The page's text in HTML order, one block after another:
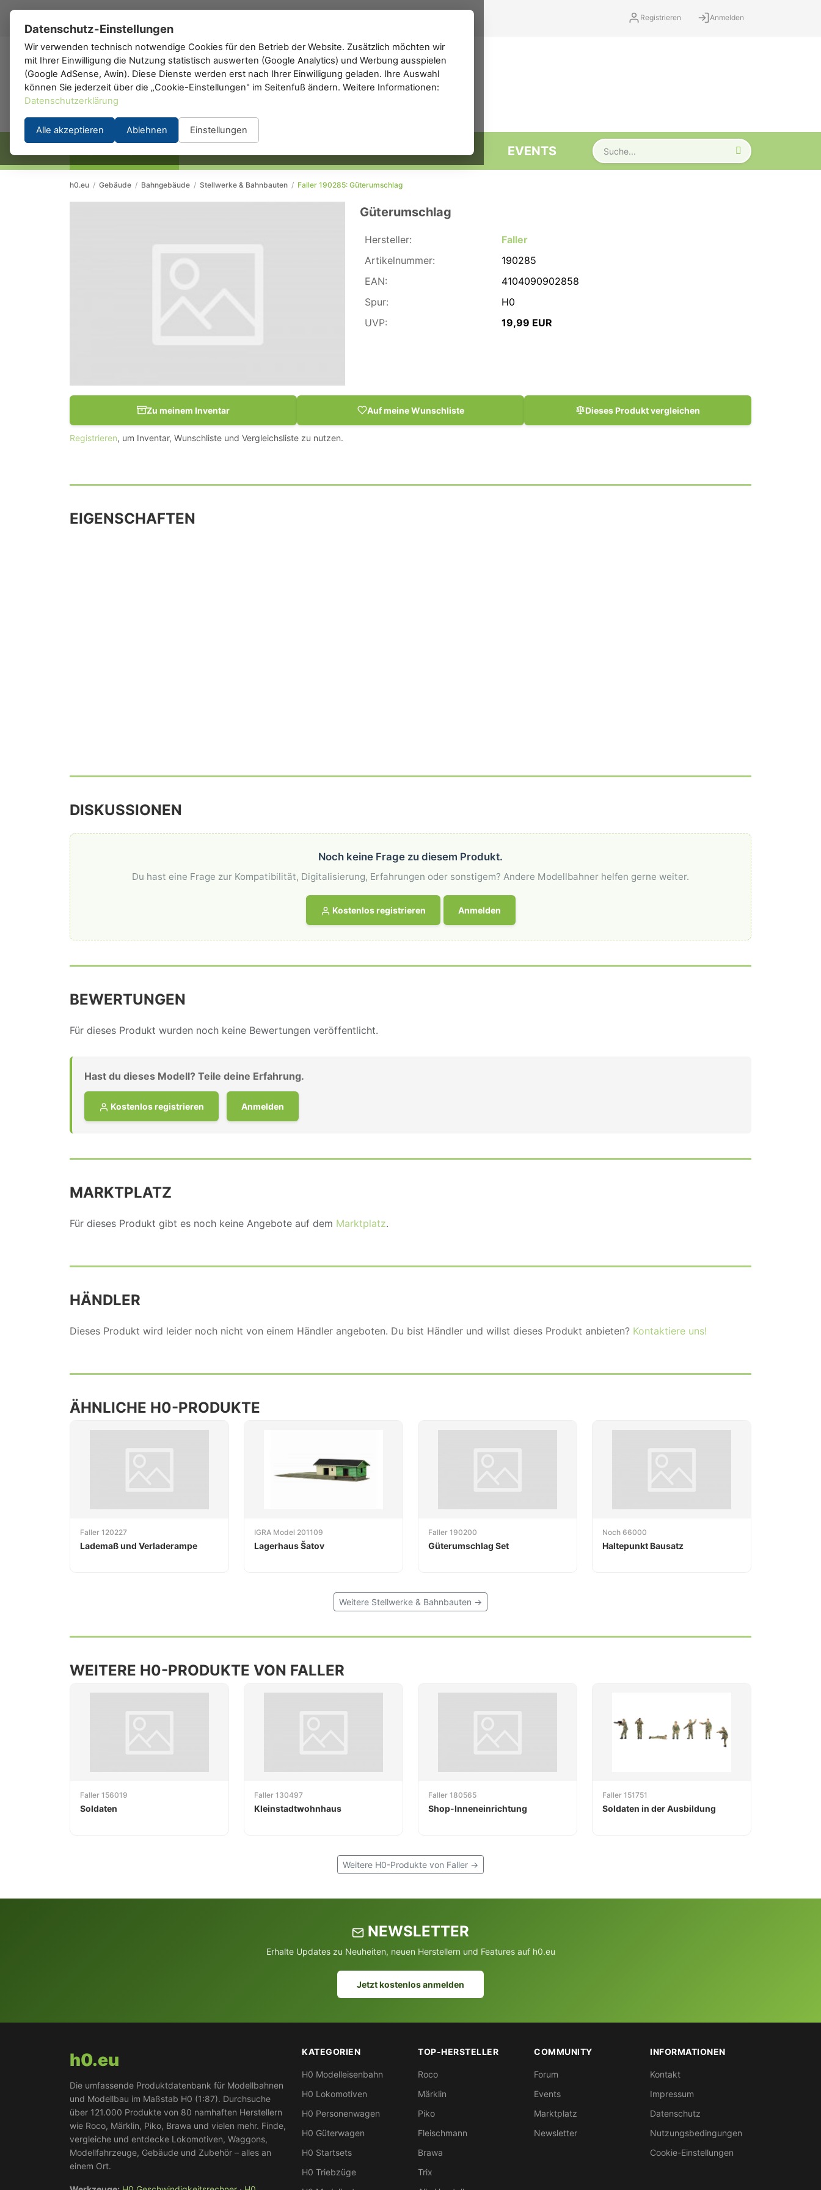
Registrieren Anmelden
h0 .de
FORUM EVENTS
h0.eu / Gebäude / Bahngebäude / Stellwerke & Bahnbauten / Faller 190285: Güterumschlag
Güterumschlag
Hersteller:
Faller
Artikelnummer:
190285
EAN:
4104090902858
Spur:
H0
UVP:
19,99 EUR
Zu meinem Inventar Auf meine Wunschliste Dieses Produkt vergleichen
Registrieren, um Inventar, Wunschliste und Vergleichsliste zu nutzen.
EIGENSCHAFTEN
DISKUSSIONEN
Noch keine Frage zu diesem Produkt.
Du hast eine Frage zur Kompatibilität, Digitalisierung, Erfahrungen oder sonstigem? Andere Modellbahner helfen gerne weiter.
Kostenlos registrieren Anmelden
BEWERTUNGEN
Für dieses Produkt wurden noch keine Bewertungen veröffentlicht.
Hast du dieses Modell? Teile deine Erfahrung.
Kostenlos registrieren Anmelden
MARKTPLATZ
Für dieses Produkt gibt es noch keine Angebote auf dem Marktplatz.
HÄNDLER
Dieses Produkt wird leider noch nicht von einem Händler angeboten. Du bist Händler und willst dieses Produkt anbieten? Kontaktiere uns!
ÄHNLICHE H0-PRODUKTE
Faller 120227
Lademaß und Verladerampe
IGRA Model 201109
Lagerhaus Šatov
Faller 190200
Güterumschlag Set
Noch 66000
Haltepunkt Bausatz
Weitere Stellwerke & Bahnbauten →
WEITERE H0-PRODUKTE VON FALLER
Faller 156019
Soldaten
Faller 130497
Kleinstadtwohnhaus
Faller 180565
Shop-Inneneinrichtung
Faller 151751
Soldaten in der Ausbildung
Weitere H0-Produkte von Faller →
NEWSLETTER
Erhalte Updates zu Neuheiten, neuen Herstellern und Features auf h0.eu
Jetzt kostenlos anmelden
h0.eu
Die umfassende Produktdatenbank für Modellbahnen
und Modellbau im Maßstab H0 (1:87). Durchsuche
über 121.000 Produkte von 80 namhaften Herstellern
wie Roco, Märklin, Piko, Brawa und vielen mehr. Finde,
vergleiche und entdecke Lokomotiven, Waggons,
Modellfahrzeuge, Gebäude und Zubehör – alles an
einem Ort.
KATEGORIEN
H0 Modelleisenbahn
H0 Lokomotiven
H0 Personenwagen
H0 Güterwagen
H0 Startsets
H0 Triebzüge
TOP-HERSTELLER
Roco
Märklin
Piko
Fleischmann
Brawa
Trix
COMMUNITY
Forum
Events
Marktplatz
Newsletter
INFORMATIONEN
Kontakt
Impressum
Datenschutz
Nutzungsbedingungen
Cookie-Einstellungen
Datenschutz-Einstellungen
Wir verwenden technisch notwendige Cookies für den Betrieb der Website. Zusätzlich möchten wir
mit Ihrer Einwilligung die Nutzung statistisch auswerten (Google Analytics) und Werbung ausspielen
(Google AdSense, Awin). Diese Dienste werden erst nach Ihrer Einwilligung geladen. Ihre Auswahl
können Sie jederzeit über die „Cookie-Einstellungen" im Seitenfuß ändern. Weitere Informationen:
Datenschutzerklärung
Alle akzeptieren Ablehnen Einstellungen